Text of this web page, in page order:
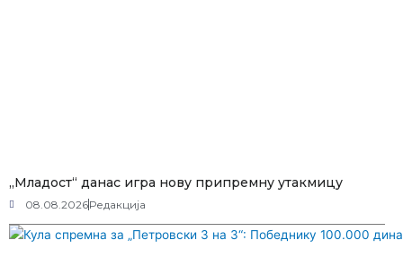
„Младост“ данас игра нову припремну утакмицу
08.08.2026Редакција